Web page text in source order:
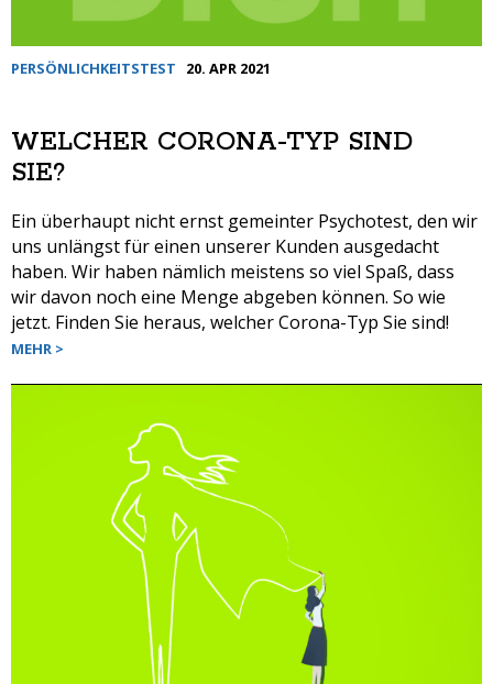
PERSÖNLICHKEITSTEST 20. APR 2021
WELCHER CORONA-TYP SIND
SIE?
Ein überhaupt nicht ernst gemeinter Psychotest, den wir
uns unlängst für einen unserer Kunden ausgedacht
haben. Wir haben nämlich meistens so viel Spaß, dass
wir davon noch eine Menge abgeben können. So wie
jetzt. Finden Sie heraus, welcher Corona-Typ Sie sind!
MEHR >